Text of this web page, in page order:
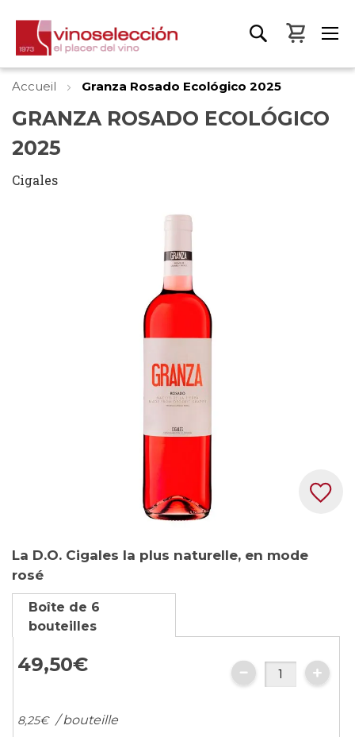
Mon
Accueil Granza Rosado Ecológico 2025
GRANZA ROSADO ECOLÓGICO
2025
Cigales
to
the
beginning
the
images
gallery
La D.O. Cigales la plus naturelle, en mode
rosé
Boîte de 6
bouteilles
49,50€
8,25€ / bouteille